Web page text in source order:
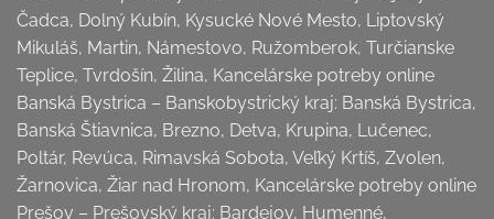
Čadca, Dolný Kubín, Kysucké Nové Mesto, Liptovský
Mikuláš, Martin, Námestovo, Ružomberok, Turčianske
Teplice, Tvrdošín, Žilina, Kancelárske potreby online
Banská Bystrica – Banskobystrický kraj: Banská Bystrica,
Banská Štiavnica, Brezno, Detva, Krupina, Lučenec,
Poltár, Revúca, Rimavská Sobota, Veľký Krtíš, Zvolen,
Žarnovica, Žiar nad Hronom, Kancelárske potreby online
Prešov – Prešovský kraj: Bardejov, Humenné,